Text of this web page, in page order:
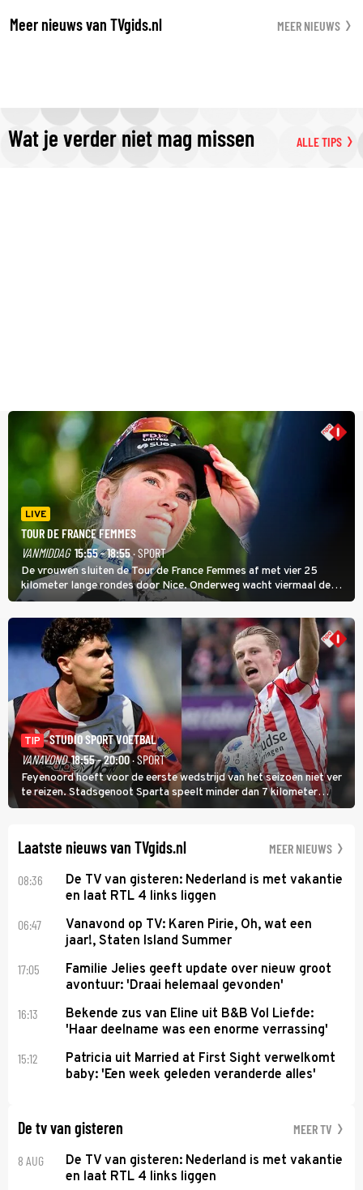
Meer nieuws van TVgids.nl MEER NIEUWS
Wat je verder niet mag missen ALLE TIPS
LIVE
TOUR DE FRANCE FEMMES
VANMIDDAG 15:55 - 18:55· SPORT
De vrouwen sluiten de Tour de France Femmes af met vier 25
kilometer lange rondes door Nice. Onderweg wacht viermaal de
zware Col d'Èze. Aan de finish op de Promenade des Anglais krijgt
de eindwinnaar de laatste gele trui.
TIP
STUDIO SPORT VOETBAL
VANAVOND 18:55 - 20:00· SPORT
Feyenoord hoeft voor de eerste wedstrijd van het seizoen niet ver
te reizen. Stadsgenoot Sparta speelt minder dan 7 kilometer
verderop. Feyenoord trok de Spaanse spits Nacho Ferri aan van
Laatste nieuws van TVgids.nl MEER NIEUWS
08:36
De TV van gisteren: Nederland is met vakantie
en laat RTL 4 links liggen
06:47
Vanavond op TV: Karen Pirie, Oh, wat een
jaar!, Staten Island Summer
17:05
Familie Jelies geeft update over nieuw groot
avontuur: 'Draai helemaal gevonden'
16:13
Bekende zus van Eline uit B&B Vol Liefde:
'Haar deelname was een enorme verrassing'
15:12
Patricia uit Married at First Sight verwelkomt
baby: 'Een week geleden veranderde alles'
De tv van gisteren MEER TV
8 AUG
De TV van gisteren: Nederland is met vakantie
en laat RTL 4 links liggen